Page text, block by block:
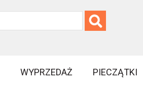
WYPRZEDAŻ PIECZĄTKI